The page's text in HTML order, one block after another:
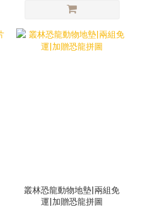
叢林恐龍動物地墊|兩組免
運|加贈恐龍拼圖